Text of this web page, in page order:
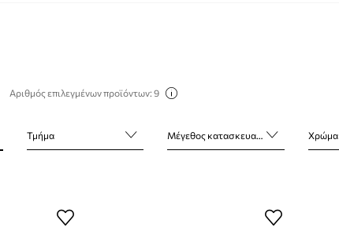
Αριθμός επιλεγμένων προϊόντων: 9
Τμήμα Μέγεθος κατασκευαστή Χρώμα